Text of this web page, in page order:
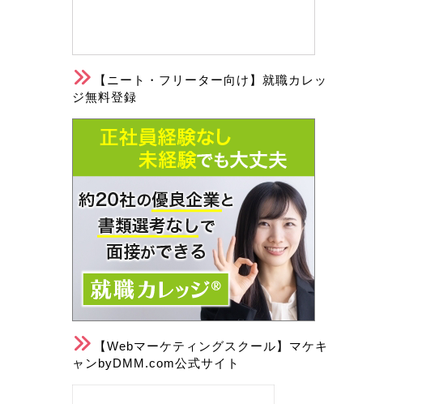
【ニート・フリーター向け】就職カレッ
ジ無料登録
【Webマーケティングスクール】マケキ
ャンbyDMM.com公式サイト